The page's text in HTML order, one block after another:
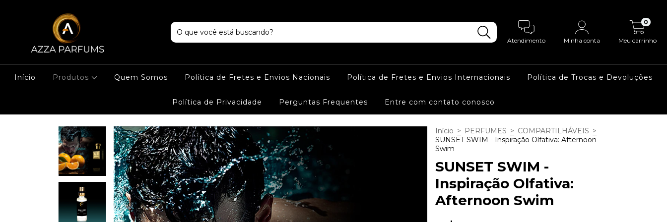
Atendimento Minha conta Meu carrinho
0
Início Produtos Quem Somos Política de Fretes e Envios Nacionais Política de Fretes e Envios Internacionais Política de Trocas e Devoluções
Política de Privacidade Perguntas Frequentes Entre com contato conosco
Início > PERFUMES > COMPARTILHÁVEIS >
SUNSET SWIM - Inspiração Olfativa: Afternoon
Swim
SUNSET SWIM -
Inspiração Olfativa:
Afternoon Swim